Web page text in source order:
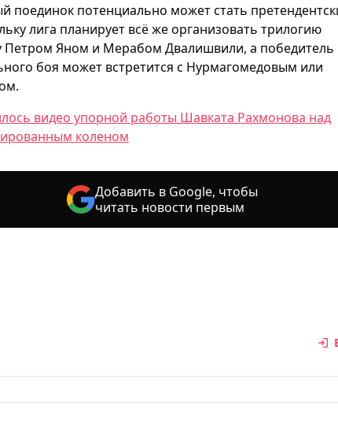
поединок потенциально может стать
лига планирует всё же организовать трилогию
Петром Яном и Мерабом Двалишвили, а победитель
боя может встретится с Нурмагомедовым или
видео упорной работы Шавката Рахмонова над
коленом
Добавить в Google, чтобы
читать новости первым